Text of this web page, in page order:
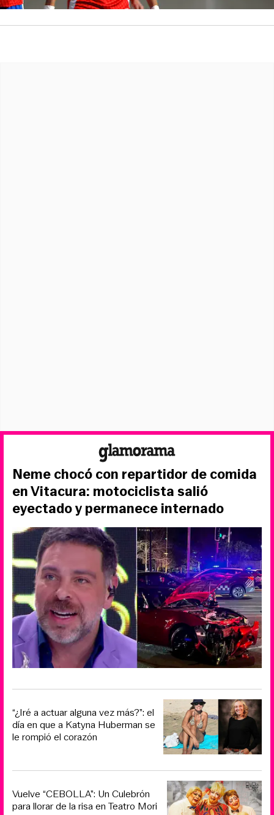
Neme chocó con repartidor de comida
en Vitacura: motociclista salió
eyectado y permanece internado
“¿Iré a actuar alguna vez más?”: el
día en que a Katyna Huberman se
le rompió el corazón
Vuelve “CEBOLLA”: Un Culebrón
para llorar de la risa en Teatro Mori